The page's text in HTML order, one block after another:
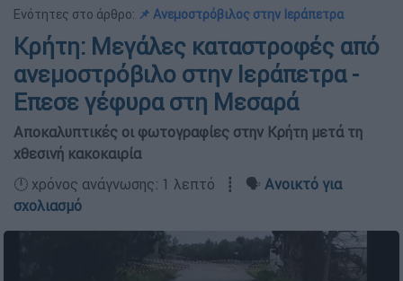
Ενότητες στο άρθρο: 📌 Ανεμοστρόβιλος στην Ιεράπετρα
Κρήτη: Μεγάλες καταστροφές από
ανεμοστρόβιλο στην Ιεράπετρα -
Επεσε γέφυρα στη Μεσαρά
Αποκαλυπτικές οι φωτογραφίες στην Κρήτη μετά τη
χθεσινή κακοκαιρία
🕛 χρόνος ανάγνωσης: 1 λεπτό ┋ 🗣️ Ανοικτό για
σχολιασμό